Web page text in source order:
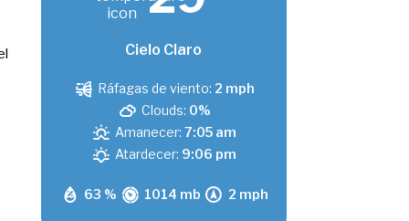
Cielo Claro
63 % 1014 mb 2 mph
Ráfagas de viento: 2 mph
Clouds: 0%
Amanecer: 7:05 am
Atardecer: 9:06 pm